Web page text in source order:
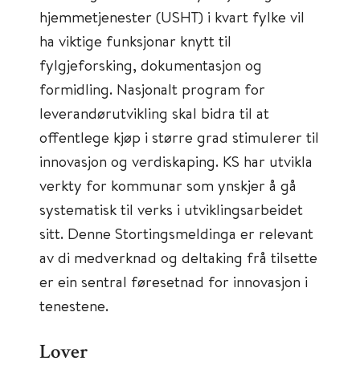
hjemmetjenester (USHT) i kvart fylke vil
ha viktige funksjonar knytt til
fylgjeforsking, dokumentasjon og
formidling. Nasjonalt program for
leverandørutvikling skal bidra til at
offentlege kjøp i større grad stimulerer til
innovasjon og verdiskaping. KS har utvikla
verkty for kommunar som ynskjer å gå
systematisk til verks i utviklingsarbeidet
sitt. Denne Stortingsmeldinga er relevant
av di medverknad og deltaking frå tilsette
er ein sentral føresetnad for innovasjon i
tenestene.
Lover